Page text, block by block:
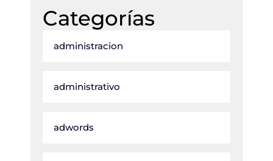
Categorías
administracion
administrativo
adwords